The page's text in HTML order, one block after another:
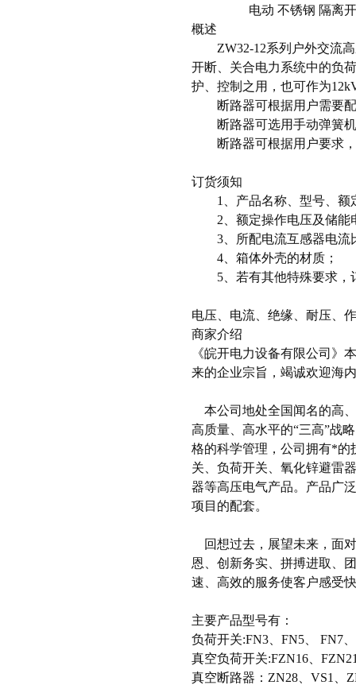
电动 不锈钢 隔离开关
概述
ZW32-12系列户外交流高
开断、关合电力系统中的负
护、控制之用，也可作为
断路器可根据用户需要配
断路器可选用手动弹簧机
断路器可根据用户要求，
订货须知
1、产品名称、型号、额
2、额定操作电压及储能
3、所配电流互感器电流
4、箱体外壳的材质；
5、若有其他特殊要求，
电压、电流、绝缘、耐压、
商家介绍
《皖开电力设备有限公司》
来的企业宗旨，竭诚欢迎海
本公司地处全国闻名的高
高质量、高水平的“三高”战
格的科学管理，公司拥有*的
关、负荷开关、氧化锌避雷
器等高压电气产品。产品广
项目的配套。
回想过去，展望未来，面
恩、创新务实、拼搏进取、
速、高效的服务使客户感受
主要产品型号有：
负荷开关:FN3、FN5、 FN7
真空负荷开关:FZN16、
真空断路器：ZN28、VS1、